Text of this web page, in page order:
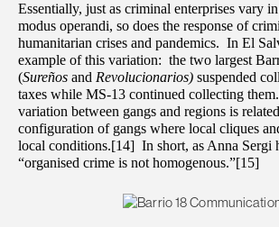
Essentially, just as criminal enterprises vary
modus operandi, so does the response of
humanitarian crises and pandemics. In El
example of this variation: the two largest
(Sureños and Revolucionarios) suspended
taxes while MS-13 continued collecting
variation between gangs and regions is
configuration of gangs where local cliques
local conditions.[14] In short, as Anna Sergi
“organised crime is not homogenous.”[15]